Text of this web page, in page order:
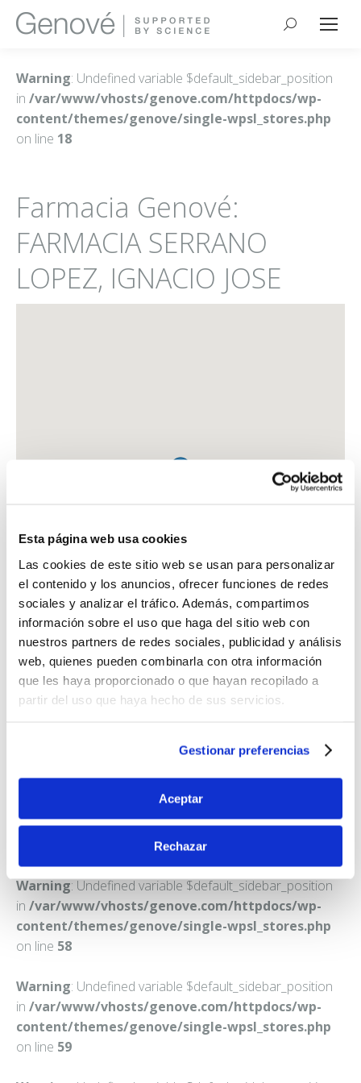
Esta página web usa cookies
Las cookies de este sitio web se usan para personalizar
el contenido y los anuncios, ofrecer funciones de redes
sociales y analizar el tráfico. Además, compartimos
información sobre el uso que haga del sitio web con
nuestros partners de redes sociales, publicidad y análisis
web, quienes pueden combinarla con otra información
que les haya proporcionado o que hayan recopilado a
partir del uso que haya hecho de sus servicios.
Gestionar preferencias
Aceptar
Rechazar
Buscar:
Warning: Undefined variable $default_sidebar_position
in /var/www/vhosts/genove.com/httpdocs/wp-
content/themes/genove/single-wpsl_stores.php
on line 18
Farmacia Genové:
FARMACIA SERRANO
LOPEZ, IGNACIO JOSE
FARMACIA SERRANO LOPEZ, IGNACIO JOSE
C. PARROCO HERNANDEZ GUERRA, 25
Warning: Undefined variable $default_sidebar_position
in /var/www/vhosts/genove.com/httpdocs/wp-
content/themes/genove/single-wpsl_stores.php
on line 58
Warning: Undefined variable $default_sidebar_position
in /var/www/vhosts/genove.com/httpdocs/wp-
content/themes/genove/single-wpsl_stores.php
on line 59